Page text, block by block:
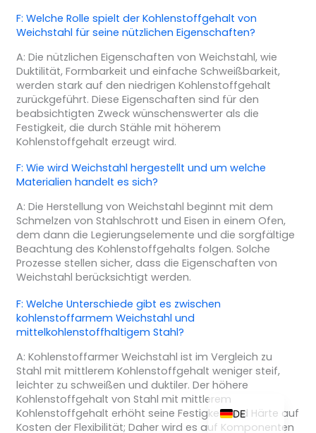
F: Welche Rolle spielt der Kohlenstoffgehalt von
Weichstahl für seine nützlichen Eigenschaften?
A: Die nützlichen Eigenschaften von Weichstahl, wie
Duktilität, Formbarkeit und einfache Schweißbarkeit,
werden stark auf den niedrigen Kohlenstoffgehalt
zurückgeführt. Diese Eigenschaften sind für den
beabsichtigten Zweck wünschenswerter als die
Festigkeit, die durch Stähle mit höherem
Kohlenstoffgehalt erzeugt wird.
F: Wie wird Weichstahl hergestellt und um welche
Materialien handelt es sich?
A: Die Herstellung von Weichstahl beginnt mit dem
Schmelzen von Stahlschrott und Eisen in einem Ofen,
dem dann die Legierungselemente und die sorgfältige
Beachtung des Kohlenstoffgehalts folgen. Solche
Prozesse stellen sicher, dass die Eigenschaften von
Weichstahl berücksichtigt werden.
F: Welche Unterschiede gibt es zwischen
kohlenstoffarmem Weichstahl und
mittelkohlenstoffhaltigem Stahl?
A: Kohlenstoffarmer Weichstahl ist im Vergleich zu
Stahl mit mittlerem Kohlenstoffgehalt weniger steif,
leichter zu schweißen und duktiler. Der höhere
Kohlenstoffgehalt von Stahl mit mittlerem
Kohlenstoffgehalt erhöht seine Festigkeit und Härte auf
Kosten der Flexibilität; Daher wird es auf Komponenten
DE
EN
NL
PT
RU
ES